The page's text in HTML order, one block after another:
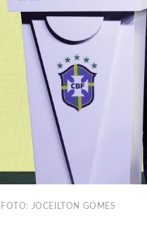
FOTO: JOCEILTON GOMES